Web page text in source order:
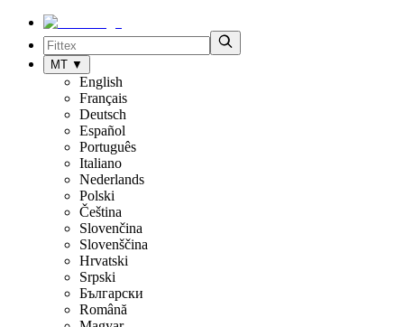
MT ▼
English
Français
Deutsch
Español
Português
Italiano
Nederlands
Polski
Čeština
Slovenčina
Slovenščina
Hrvatski
Srpski
Български
Română